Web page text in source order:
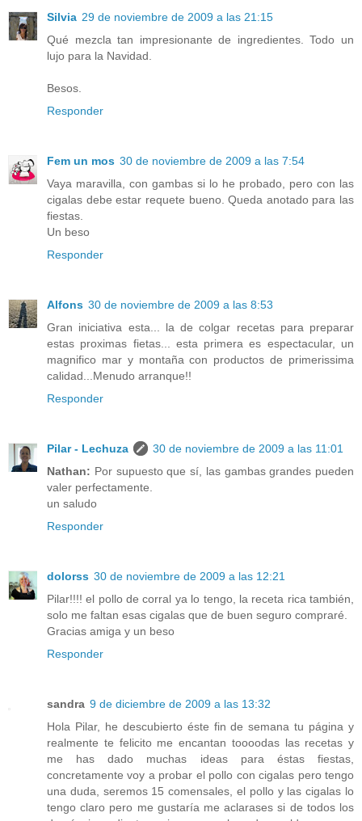
Silvia 29 de noviembre de 2009 a las 21:15
Qué mezcla tan impresionante de ingredientes. Todo un
lujo para la Navidad.
Besos.
Responder
Fem un mos 30 de noviembre de 2009 a las 7:54
Vaya maravilla, con gambas si lo he probado, pero con las
cigalas debe estar requete bueno. Queda anotado para las
fiestas.
Un beso
Responder
Alfons 30 de noviembre de 2009 a las 8:53
Gran iniciativa esta... la de colgar recetas para preparar
estas proximas fietas... esta primera es espectacular, un
magnifico mar y montaña con productos de primerissima
calidad...Menudo arranque!!
Responder
Pilar - Lechuza
30 de noviembre de 2009 a las 11:01
Nathan: Por supuesto que sí, las gambas grandes pueden
valer perfectamente.
un saludo
Responder
dolorss 30 de noviembre de 2009 a las 12:21
Pilar!!!! el pollo de corral ya lo tengo, la receta rica también,
solo me faltan esas cigalas que de buen seguro compraré.
Gracias amiga y un beso
Responder
sandra 9 de diciembre de 2009 a las 13:32
Hola Pilar, he descubierto éste fin de semana tu página y
realmente te felicito me encantan toooodas las recetas y
me has dado muchas ideas para éstas fiestas,
concretamente voy a probar el pollo con cigalas pero tengo
una duda, seremos 15 comensales, el pollo y las cigalas lo
tengo claro pero me gustaría me aclarases si de todos los